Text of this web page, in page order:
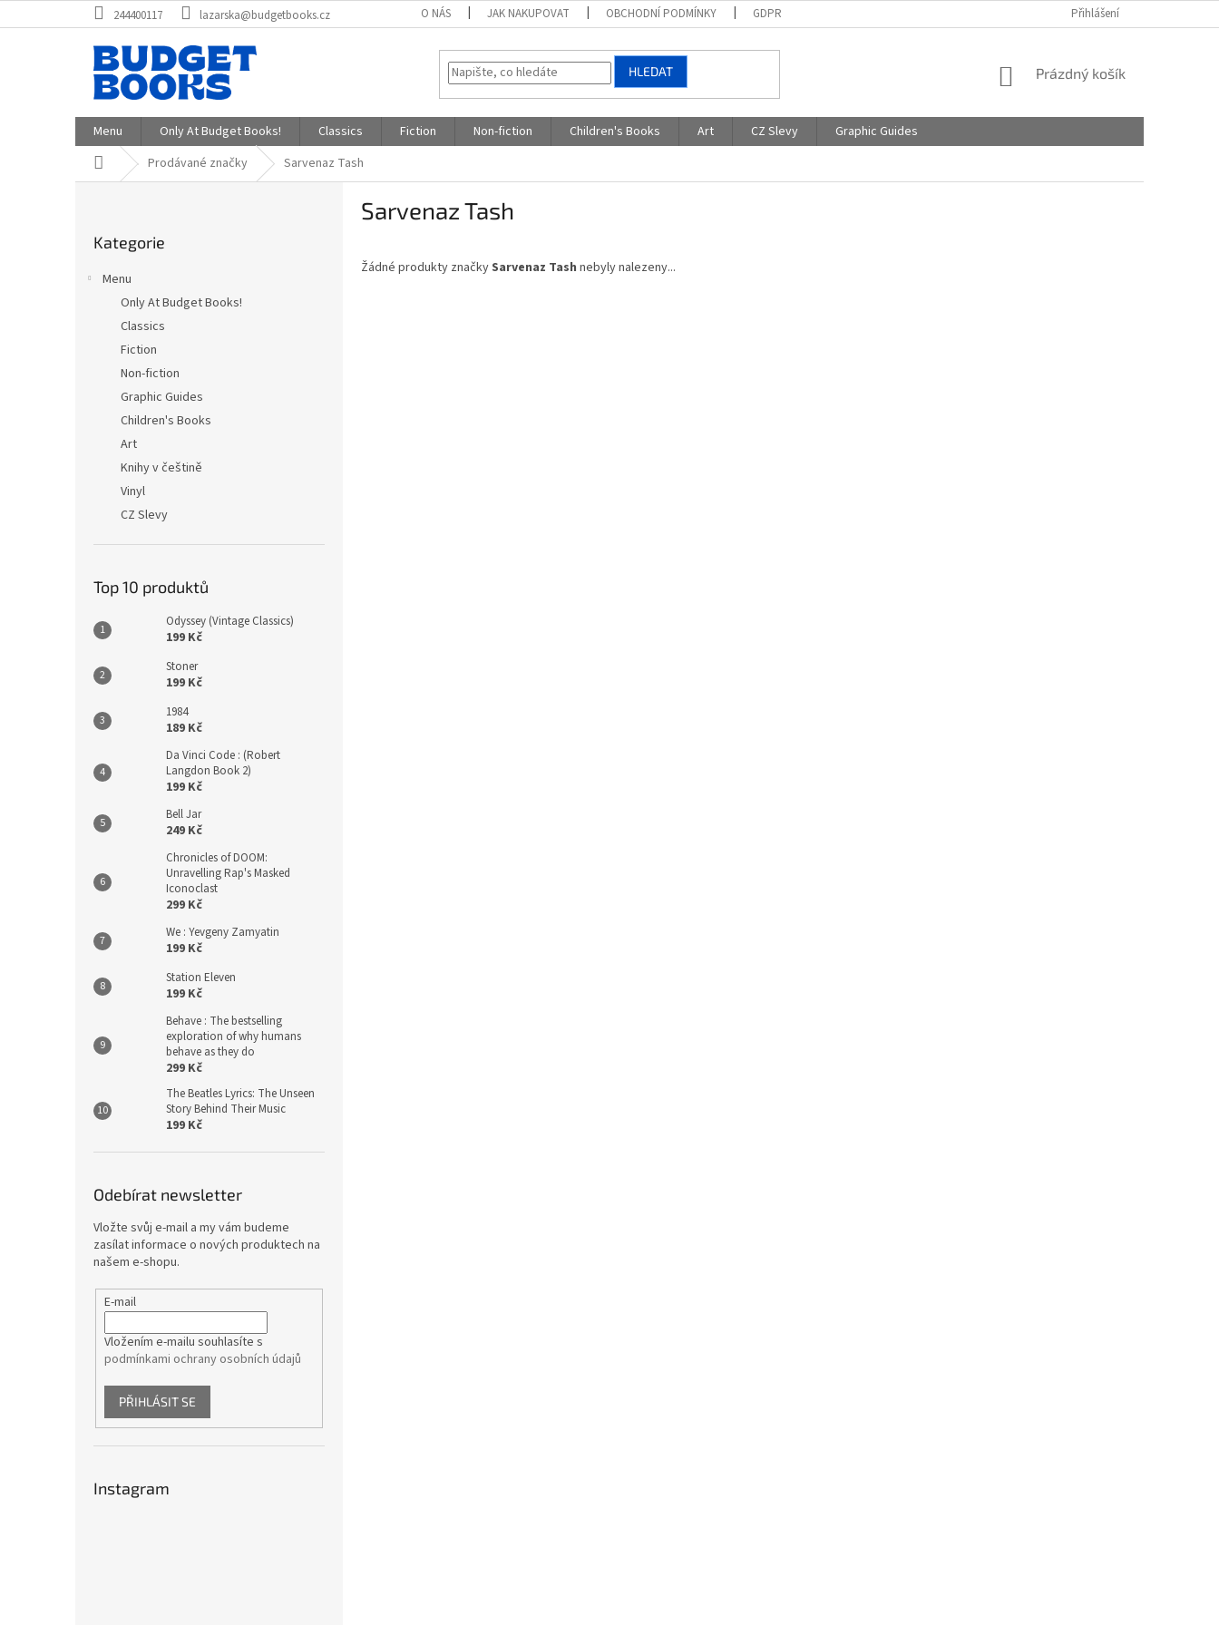
na
244400117 lazarska@budgetbooks.cz O NÁS JAK NAKUPOVAT OBCHODNÍ PODMÍNKY GDPR Přihlášení
HLEDAT
NÁKUPNÍ
Prázdný košík
Menu Only At Budget Books! Classics Fiction Non-fiction Children's Books Art CZ Slevy
Graphic Guides
Domů Prodávané značky Sarvenaz Tash
kategorie
Kategorie
Menu
Only At Budget Books!
Classics
Fiction
Non-fiction
Graphic Guides
Children's Books
Art
Knihy v češtině
Vinyl
CZ Slevy
Top 10 produktů
Odyssey (Vintage Classics)
199 Kč
Stoner
199 Kč
1984
189 Kč
Da Vinci Code : (Robert
Langdon Book 2)
199 Kč
Bell Jar
249 Kč
Chronicles of DOOM:
Unravelling Rap's Masked
Iconoclast
299 Kč
We : Yevgeny Zamyatin
199 Kč
Station Eleven
199 Kč
Behave : The bestselling
exploration of why humans
behave as they do
299 Kč
The Beatles Lyrics: The Unseen
Story Behind Their Music
199 Kč
Odebírat newsletter
Vložte svůj e-mail a my vám budeme
zasílat informace o nových produktech na
našem e-shopu.
E-mail
Vložením e-mailu souhlasíte s
podmínkami ochrany osobních údajů
PŘIHLÁSIT SE
Instagram
Sarvenaz Tash
Žádné produkty značkySarvenaz Tash nebyly nalezeny...